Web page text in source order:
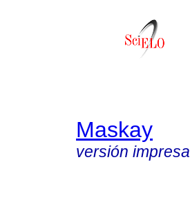
Maskay
versión impresa